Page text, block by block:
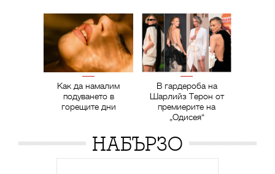
Как да намалим
подуването в
горещите дни
В гардероба на
Шарлийз Терон от
премиерите на
„Одисея“
НАБЪРЗО